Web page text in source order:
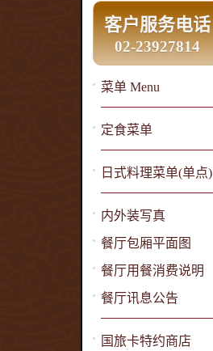
客户服务电话
02-23927814
菜单 Menu
定食菜单
日式料理菜单(单点)
内外装写真
餐厅包厢平面图
餐厅用餐消费说明
餐厅讯息公告
国旅卡特约商店